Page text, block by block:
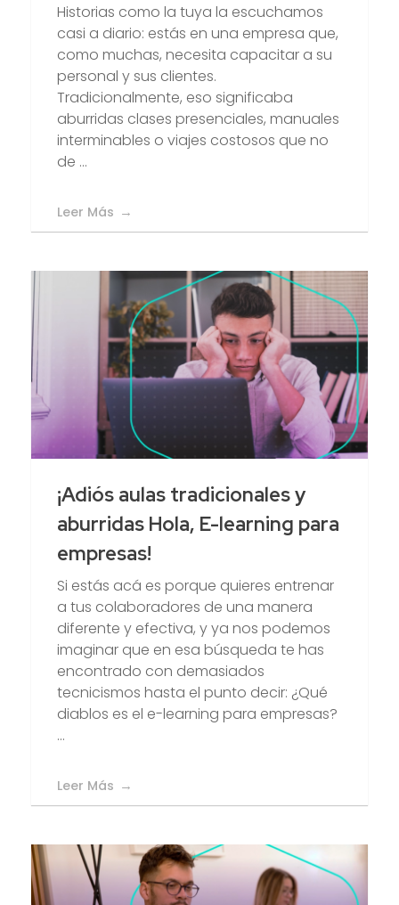
Historias como la tuya la escuchamos
casi a diario: estás en una empresa que,
como muchas, necesita capacitar a su
personal y sus clientes.
Tradicionalmente, eso significaba
aburridas clases presenciales, manuales
interminables o viajes costosos que no
de ...
Leer Más
¡Adiós aulas tradicionales y
aburridas Hola, E-learning para
empresas!
Si estás acá es porque quieres entrenar
a tus colaboradores de una manera
diferente y efectiva, y ya nos podemos
imaginar que en esa búsqueda te has
encontrado con demasiados
tecnicismos hasta el punto decir: ¿Qué
diablos es el e-learning para empresas?
...
Leer Más